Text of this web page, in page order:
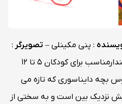
: پنی مکینلی – تصویرگر :
: فراز پندارمناسب برای کودکان 5 تا 12
بچه دایناسوری که تازه می
نزدیک بین است و به سختی از